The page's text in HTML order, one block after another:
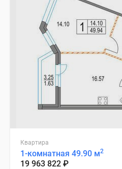
Квартира
1-комнатная 49.90 м2
19 963 822 ₽